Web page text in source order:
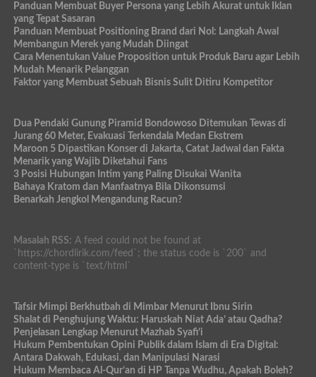
Panduan Membuat Buyer Persona yang Lebih Akurat untuk Iklan
yang Tepat Sasaran
Panduan Membuat Positioning Brand dari Nol: Langkah Awal
Membangun Merek yang Mudah Diingat
Cara Menentukan Value Proposition untuk Produk Baru agar Lebih
Mudah Menarik Pelanggan
Faktor yang Membuat Sebuah Bisnis Sulit Ditiru Kompetitor
Dua Pendaki Gunung Piramid Bondowoso Ditemukan Tewas di
Jurang 60 Meter, Evakuasi Terkendala Medan Ekstrem
Maroon 5 Dipastikan Konser di Jakarta, Catat Jadwal dan Fakta
Menarik yang Wajib Diketahui Fans
3 Posisi Hubungan Intim yang Paling Disukai Wanita
Bahaya Kratom dan Manfaatnya Bila Dikonsumsi
Benarkah Jengkol Mengandung Racun?
Masalah RSS: A feed could not be found at
`https://chordlirik.com/feed`; the status code is `200` and
content-type is `text/html`
Tafsir Mimpi Berkhutbah di Mimbar Menurut Ibnu Sirin
Shalat di Penghujung Waktu: Haruskah Niat Ada’ atau Qadha?
Penjelasan Lengkap Menurut Mazhab Syafi’i
Hukum Pembentukan Opini Publik dalam Islam di Era Digital:
Antara Dakwah, Edukasi, dan Manipulasi Narasi
Hukum Membaca Al-Qur’an di HP Tanpa Wudhu, Apakah Boleh?